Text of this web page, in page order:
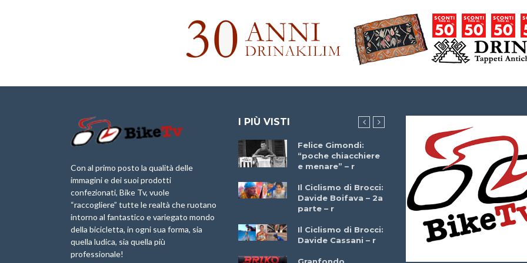
Con al primo posto la qualità delle
immagini e dei suoi prodotti
confezionati, Bike Tv, vuole
“raccogliere” tutte le realtà che ruotano
intorno al fantastico e variegato mondo
della bicicletta, in ogni sua forma, sia
quella ludica, sia quella più
professionale!
I PIÙ VISTI
Briko Torino – 11
Maggio 2025 – r
Minerva Edizioni e
Marathon 2025”
IX Ed. “Tra
Borghi&Castelli” –
Anteprima
1a Edizione
Granfondo
Felice Gimondi:
“poche chiacchiere
e menare” – r
Il Ciclismo di Brocci:
Davide Boifava – 2a
parte – r
Il Ciclismo di Brocci:
Davide Cassani – r
Brocci Incontra
Giuseppe Martinelli
– r
Che cos’è il
triathlon? Con
Simone Diamantini
– r